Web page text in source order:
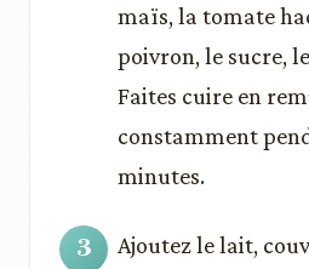
maïs, la tomate
poivron, le sucre,
Faites cuire en
constamment
minutes.
Ajoutez le lait,